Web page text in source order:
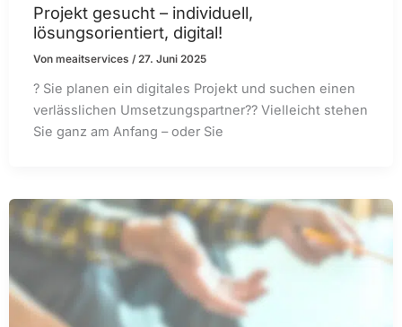
Projekt gesucht – individuell,
lösungsorientiert, digital!
Vonmeaitservices /27. Juni 2025
? Sie planen ein digitales Projekt und suchen einen
verlässlichen Umsetzungspartner?? Vielleicht stehen
Sie ganz am Anfang – oder Sie